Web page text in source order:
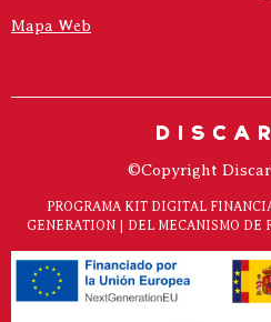
Mapa Web
©Copyright
PROGRAMA KIT DIGITAL
GENERATION | DEL MECANISMO DE